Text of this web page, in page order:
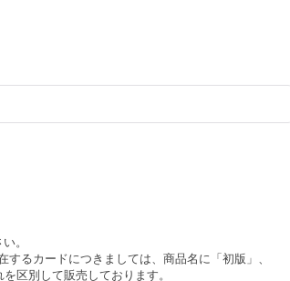
。
るカードにつきましては、商品名に「初版」、
区別して販売しております。